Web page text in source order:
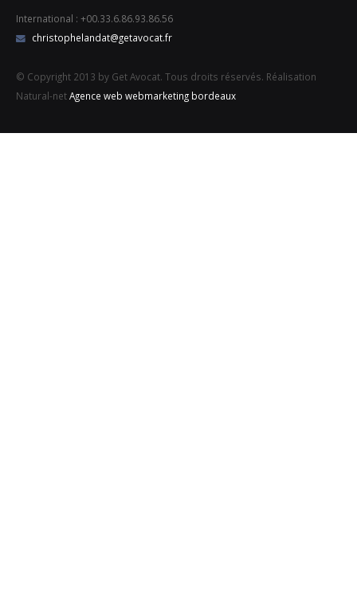
International : +00.33.6.86.93.86.56
christophelandat@getavocat.fr
© Copyright 2013 by Get Avocat. Tous droits réservés. Réalisation
Natural-netAgence web webmarketing bordeaux